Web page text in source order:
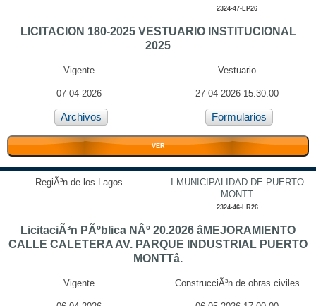
2324-47-LP26
LICITACION 180-2025 VESTUARIO INSTITUCIONAL
2025
Vigente Vestuario
07-04-2026 27-04-2026 15:30:00
Archivos Formularios
VER
RegiÃ³n de los Lagos
I MUNICIPALIDAD DE PUERTO
MONTT
2324-46-LR26
LicitaciÃ³n PÃºblica NÂº 20.2026 âMEJORAMIENTO
CALLE CALETERA AV. PARQUE INDUSTRIAL PUERTO
MONTTâ.
Vigente ConstrucciÃ³n de obras civiles